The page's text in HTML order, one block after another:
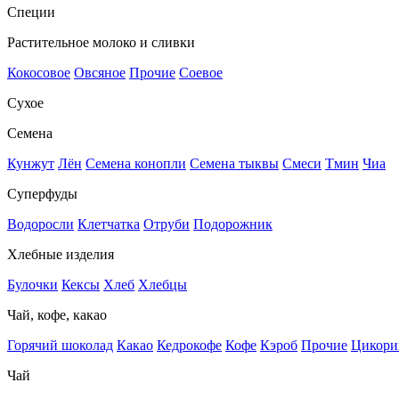
Специи
Растительное молоко и сливки
Кокосовое Овсяное Прочие Соевое
Сухое
Семена
Кунжут Лён Семена конопли Семена тыквы Смеси Тмин Чиа
Суперфуды
Водоросли Клетчатка Отруби Подорожник
Хлебные изделия
Булочки Кексы Хлеб Хлебцы
Чай, кофе, какао
Горячий шоколад Какао Кедрокофе Кофе Кэроб Прочие
Чай